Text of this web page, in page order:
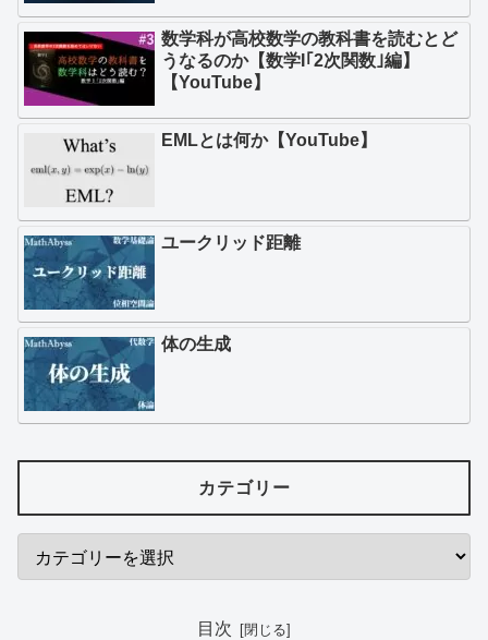
数学科が高校数学の教科書を読むとど
うなるのか【数学I｢2次関数｣編】
【YouTube】
EMLとは何か【YouTube】
ユークリッド距離
体の生成
カテゴリー
目次